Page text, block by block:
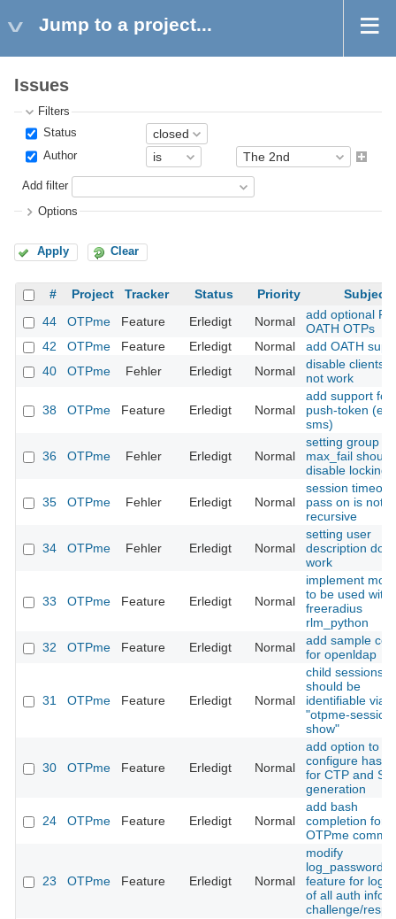
Jump to a project...
Issues
Filters
Status
Author
Add filter
Options
Apply Clear
# Project Tracker Status Priority
Subject
44
OTPme Feature Erledigt Normal
add optional
OATH OTPs
42
OTPme Feature Erledigt Normal
add OATH
40
OTPme Fehler Erledigt Normal
disable clients
not work
38 OTPme Feature Erledigt Normal
add support for
push-token
sms)
36 OTPme Fehler Erledigt Normal
setting group
max_fail should
disable locking
35 OTPme Fehler Erledigt Normal
session timeout
pass on is not
recursive
34 OTPme Fehler Erledigt Normal
setting user
description
work
33 OTPme Feature Erledigt Normal
implement
to be used with
freeradius
rlm_python
32
OTPme Feature Erledigt Normal
add sample
for openldap
31 OTPme Feature Erledigt Normal
child sessions
should be
identifiable via
"otpme-session
show"
30 OTPme Feature Erledigt Normal
add option to
configure hash
for CTP and
generation
24 OTPme Feature Erledigt Normal
add bash
completion for
OTPme
23 OTPme Feature Erledigt Normal
modify
log_passwords
feature for
of all auth infos
challenge/